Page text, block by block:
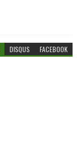
DISQUS FACEBOOK